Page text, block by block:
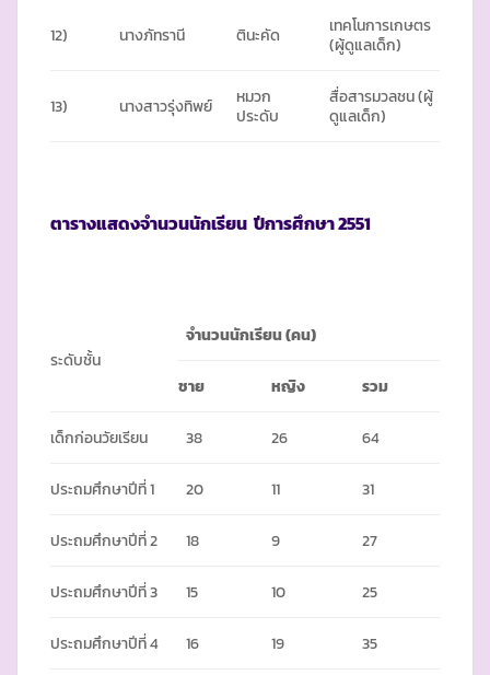
12) นางภัทรานี ตินะคัด
เทคโนการเกษตร
(ผู้ดูแลเด็ก)
13) นางสาวรุ่งทิพย์
หมวก
ประดับ
สื่อสารมวลชน (ผู้
ดูแลเด็ก)
ตารางแสดงจำนวนนักเรียน ปีการศึกษา 2551
ระดับชั้น
จำนวนนักเรียน (คน)
ชาย หญิง รวม
เด็กก่อนวัยเรียน 38 26 64
ประถมศึกษาปีที่ 1 20 11 31
ประถมศึกษาปีที่ 2 18 9 27
ประถมศึกษาปีที่ 3 15 10 25
ประถมศึกษาปีที่ 4 16 19 35